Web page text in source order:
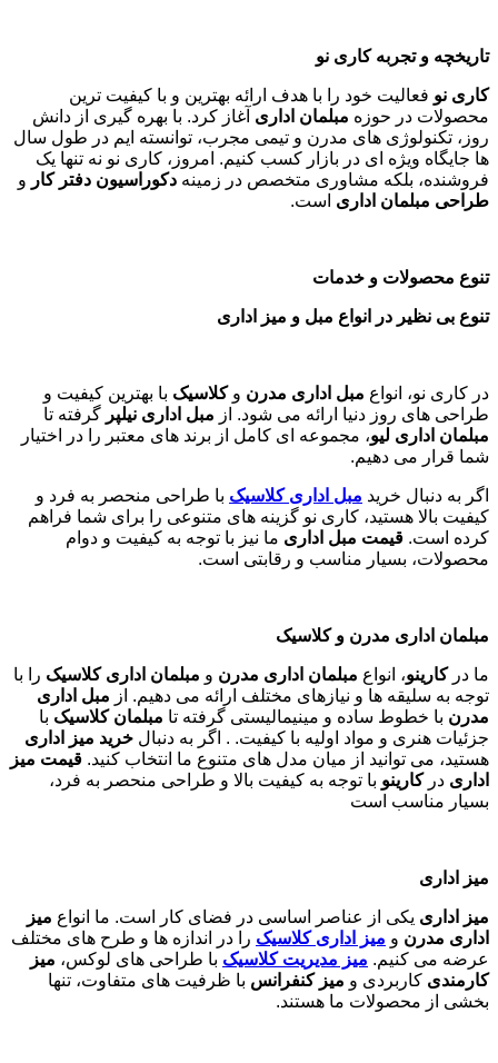
تاریخچه و تجربه کاری نو
کاری نو فعالیت خود را با هدف ارائه بهترین و با کیفیت ترین
محصولات در حوزه مبلمان اداری آغاز کرد. با بهره گیری از دانش
روز، تکنولوژی های مدرن و تیمی مجرب، توانسته ایم در طول سال
ها جایگاه ویژه ای در بازار کسب کنیم. امروز، کاری نو نه تنها یک
فروشنده، بلکه مشاوری متخصص در زمینه دکوراسیون دفتر کار و
طراحی مبلمان اداری است.
تنوع محصولات و خدمات
تنوع بی نظیر در انواع مبل و میز اداری
در کاری نو، انواع مبل اداری مدرن وکلاسیک با بهترین کیفیت و
طراحی های روز دنیا ارائه می شود. از مبل اداری نیلپر گرفته تا
مبلمان اداری لیو، مجموعه ای کامل از برند های معتبر را در اختیار
شما قرار می دهیم.
اگر به دنبال خرید مبل اداری کلاسیک با طراحی منحصر به فرد و
کیفیت بالا هستید، کاری نو گزینه های متنوعی را برای شما فراهم
کرده است. قیمت مبل اداری ما نیز با توجه به کیفیت و دوام
محصولات، بسیار مناسب و رقابتی است.
مبلمان اداری مدرن و کلاسیک
ما درکارینو، انواع مبلمان اداری مدرن و مبلمان اداری کلاسیک را با
توجه به سلیقه ها و نیازهای مختلف ارائه می دهیم. از مبل اداری
مدرن با خطوط ساده و مینیمالیستی گرفته تا مبلمان کلاسیک با
جزئیات هنری و مواد اولیه با کیفیت. . اگر به دنبال خرید میز اداری
هستید، می توانید از میان مدل های متنوع ما انتخاب کنید. قیمت میز
اداری درکارینو با توجه به کیفیت بالا و طراحی منحصر به فرد،
بسیار مناسب است
میز اداری
میز اداری یکی از عناصر اساسی در فضای کار است. ما انواع میز
اداری مدرن و میز اداری کلاسیک را در اندازه ها و طرح های مختلف
عرضه می کنیم. میز مدیریت کلاسیک با طراحی های لوکس، میز
کارمندی کاربردی و میز کنفرانس با ظرفیت های متفاوت، تنها
بخشی از محصولات ما هستند.